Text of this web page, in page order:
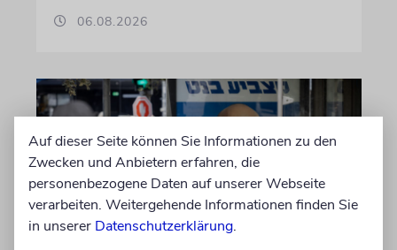
06.08.2026
Auf dieser Seite können Sie Informationen zu den
Zwecken und Anbietern erfahren, die
personenbezogene Daten auf unserer Webseite
verarbeiten. Weitergehende Informationen finden Sie
in unserer Datenschutzerklärung.